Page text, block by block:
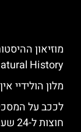
History)
מלון הולידיי
לככב על
חוצות ל-24 שעות